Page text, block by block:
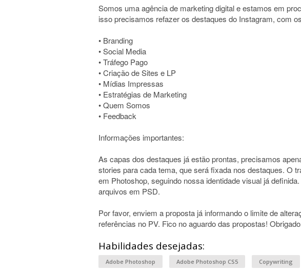
Somos uma agência de marketing digital e estamos em
isso precisamos refazer os destaques do Instagram, com
• Branding
• Social Media
• Tráfego Pago
• Criação de Sites e LP
• Mídias Impressas
• Estratégias de Marketing
• Quem Somos
• Feedback
Informações importantes:
As capas dos destaques já estão prontas, precisamos
stories para cada tema, que será fixada nos destaques. O
em Photoshop, seguindo nossa identidade visual já
arquivos em PSD.
Por favor, enviem a proposta já informando o limite de
referências no PV. Fico no aguardo das propostas!
Habilidades desejadas:
Adobe Photoshop Adobe Photoshop CS5 Copywriting